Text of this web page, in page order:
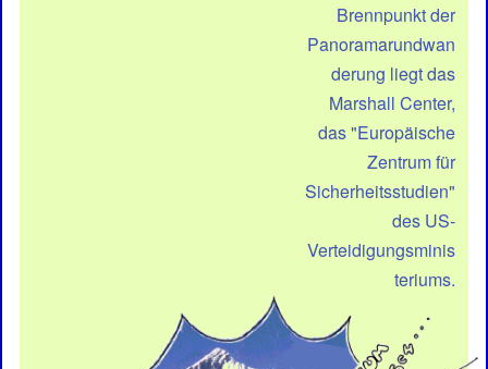
Brennpunkt der
Panoramarundwan
derung liegt das
Marshall Center,
das "Europäische
Zentrum für
Sicherheitsstudien"
des US-
Verteidigungsminis
teriums.